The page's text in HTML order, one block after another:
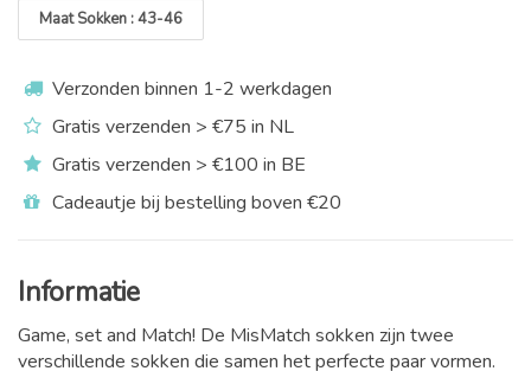
Maat Sokken : 43-46
Verzonden binnen 1-2 werkdagen
Gratis verzenden > €75 in NL
Gratis verzenden > €100 in BE
Cadeautje bij bestelling boven €20
Informatie
Game, set and Match! De MisMatch sokken zijn twee
verschillende sokken die samen het perfecte paar vormen.